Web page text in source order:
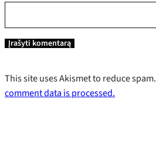
This site uses Akismet to reduce spam.
comment data is processed.